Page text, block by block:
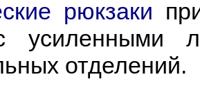
рюкзаки
усиленными
отделений.